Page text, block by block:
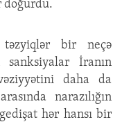
doğurdu.
bir neçə
İranın
daha da
narazılığın
hər hansı bir